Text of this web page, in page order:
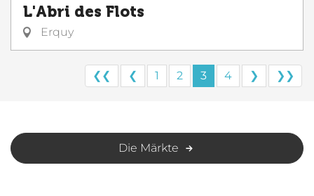
L'Abri des Flots
Erquy
❮❮ ❮ 1 2 3 4 ❯ ❯❯
Die Märkte